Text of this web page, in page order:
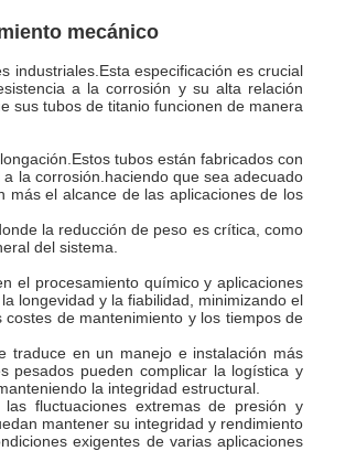
mecánico
industriales.Esta especificación es crucial
a la corrosión y su alta relación
sus tubos de titanio funcionen de manera
tubos están fabricados con
la corrosión.haciendo que sea adecuado
más el alcance de las aplicaciones de los
la reducción de peso es crítica, como
del sistema.
el procesamiento químico y aplicaciones
longevidad y la fiabilidad, minimizando el
de mantenimiento y los tiempos de
traduce en un manejo e instalación más
pesados pueden complicar la logística y
la integridad estructural.
fluctuaciones extremas de presión y
mantener su integridad y rendimiento
exigentes de varias aplicaciones